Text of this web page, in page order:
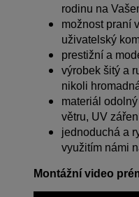
rodinu na
možnost praní
uživatelský
prestižní a
výrobek šitý a
nikoli
materiál
větru, UV
jednoduchá a
využitím námi
Montážní video